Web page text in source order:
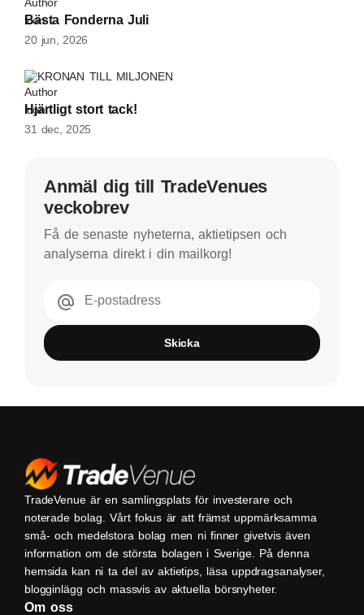
Bästa Fonderna Juli
20 jun, 2026
KRONAN TILL MILJONEN
Hjärtligt stort tack!
31 dec, 2025
Anmäl dig till TradeVenues
veckobrev
Få de senaste nyheterna, aktietipsen och
analyserna direkt i din mailkorg!
E-postadress
Skicka
TradeVenue är en samlingsplats för investerare och
noterade bolag. Vårt fokus är att främst uppmärksamma
små- och medelstora bolag men ni finner givetvis även
information om de största bolagen i Sverige. På denna
hemsida kan ni ta del av aktietips, läsa uppdragsanalyser,
blogginlägg och massvis av aktuella börsnyheter.
Om oss